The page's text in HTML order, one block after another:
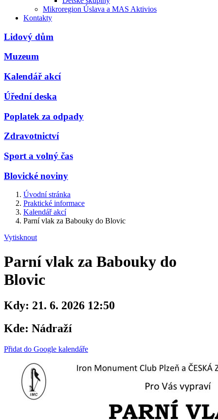
Mikroregion Úslava a MAS Aktivios
Kontakty
Lidový dům
Muzeum
Kalendář akcí
Úřední deska
Poplatek za odpady
Zdravotnictví
Sport a volný čas
Blovické noviny
Úvodní stránka
Praktické informace
Kalendář akcí
Parní vlak za Babouky do Blovic
Vytisknout
Parní vlak za Babouky do
Blovic
Kdy: 21. 6. 2026 12:50
Kde: Nádraží
Přidat do Google kalendáře